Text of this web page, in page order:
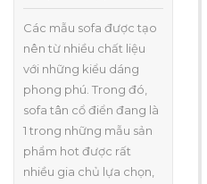
Các mẫu sofa được tạo
nên từ nhiều chất liệu
với những kiểu dáng
phong phú. Trong đó,
sofa tân cổ điển đang là
1 trong những mẫu sản
phẩm hot được rất
nhiều gia chủ lựa chọn,